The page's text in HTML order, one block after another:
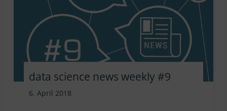
data science news weekly #9
6. April 2018